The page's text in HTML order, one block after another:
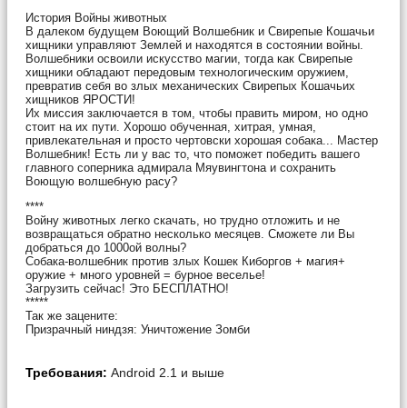
История Войны животных
В далеком будущем Воющий Волшебник и Свирепые Кошачьи
хищники управляют Землей и находятся в состоянии войны.
Волшебники освоили искусство магии, тогда как Свирепые
хищники обладают передовым технологическим оружием,
превратив себя во злых механических Свирепых Кошачьих
хищников ЯРОСТИ!
Их миссия заключается в том, чтобы править миром, но одно
стоит на их пути. Хорошо обученная, хитрая, умная,
привлекательная и просто чертовски хорошая собака... Мастер
Волшебник! Есть ли у вас то, что поможет победить вашего
главного соперника адмирала Мяувингтона и сохранить
Воющую волшебную расу?
****
Войну животных легко скачать, но трудно отложить и не
возвращаться обратно несколько месяцев. Сможете ли Вы
добраться до 1000ой волны?
Собака-волшебник против злых Кошек Киборгов + магия+
оружие + много уровней = бурное веселье!
Загрузить сейчас! Это БЕСПЛАТНО!
*****
Так же зацените:
Призрачный ниндзя: Уничтожение Зомби
Требования: Android 2.1 и выше